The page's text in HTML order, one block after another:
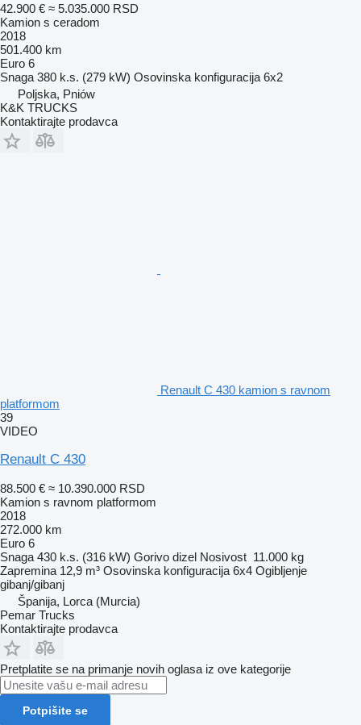
42.900 € ≈ 5.035.000 RSD
Kamion s ceradom
2018
501.400 km
Euro 6
Snaga 380 k.s. (279 kW) Osovinska konfiguracija 6x2
Poljska, Pniów
K&K TRUCKS
Kontaktirajte prodavca
Renault C 430 kamion s ravnom
platformom
39
VIDEO
Renault C 430
88.500 € ≈ 10.390.000 RSD
Kamion s ravnom platformom
2018
272.000 km
Euro 6
Snaga 430 k.s. (316 kW) Gorivo dizel Nosivost 11.000 kg
Zapremina 12,9 m³ Osovinska konfiguracija 6x4 Ogibljenje
gibanj/gibanj
Španija, Lorca (Murcia)
Pemar Trucks
Kontaktirajte prodavca
Pretplatite se na primanje novih oglasa iz ove kategorije
Potpišite se